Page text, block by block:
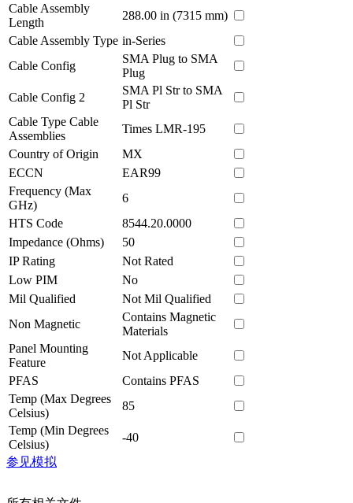
Cable Assembly
Length
288.00 in (7315 mm)
Cable Assembly Type in-Series
Cable Config
SMA Plug to SMA
Plug
Cable Config 2
SMA Pl Str to SMA
Pl Str
Cable Type Cable
Assemblies
Times LMR-195
Country of Origin
MX
ECCN
EAR99
Frequency (Max
GHz)
6
HTS Code
8544.20.0000
Impedance (Ohms)
50
IP Rating
Not Rated
Low PIM
No
Mil Qualified
Not Mil Qualified
Non Magnetic
Contains Magnetic
Materials
Panel Mounting
Feature
Not Applicable
PFAS
Contains PFAS
Temp (Max Degrees
Celsius)
85
Temp (Min Degrees
Celsius)
-40
参见模拟